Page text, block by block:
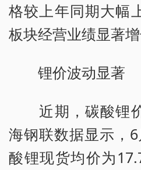
格较上年同期大幅
板块经营业绩显著增
锂价波动显著
近期，碳酸锂
海钢联数据显示，
酸锂现货均价为